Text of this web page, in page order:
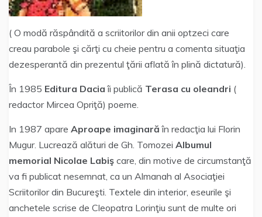
( O modă răspândită a scriitorilor din anii optzeci care
creau parabole şi cărţi cu cheie pentru a comenta situaţia
dezesperantă din prezentul ţării aflată în plină dictatură).
În 1985 Editura Dacia îi publică Terasa cu oleandri (
redactor Mircea Opriţă) poeme.
In 1987 apare Aproape imaginarăîn redacţia lui Florin
Mugur. Lucrează alături de Gh. Tomozei Albumul
memorial Nicolae Labiş care, din motive de circumstanţă
va fi publicat nesemnat, ca un Almanah al Asociaţiei
Scriitorilor din Bucureşti. Textele din interior, eseurile şi
anchetele scrise de Cleopatra Lorinţiu sunt de multe ori